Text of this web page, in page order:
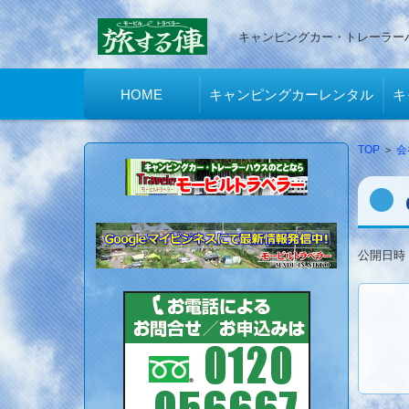
キャンピングカー・トレーラ
コンテンツに移動
HOME キャンピングカーレンタル
TOP>会
公開日時